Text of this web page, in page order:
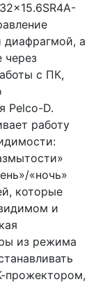
диафрагмой, а
через
с ПК,
Pelco-D.
работу
«ночь»
которые
и
из режима
прожектором,